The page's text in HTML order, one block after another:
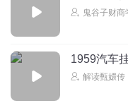
鬼谷子财商
1959汽车
解读甄嬛传